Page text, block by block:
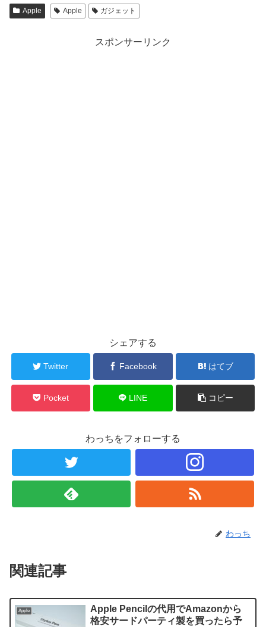
Apple Apple ガジェット
スポンサーリンク
シェアする
Twitter Facebook はてブ
Pocket LINE コピー
わっちをフォローする
わっち
関連記事
Apple
Apple Pencilの代用でAmazonから
格安サードパーティ製を買ったら予